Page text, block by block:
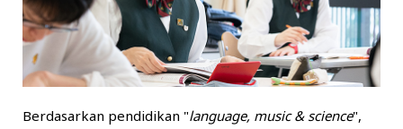
Berdasarkan pendidikan "language, music & science",